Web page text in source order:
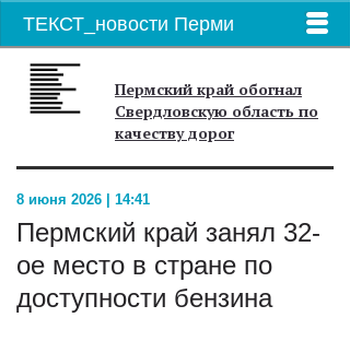
ТЕКСТ_новости Перми
Пермский край обогнал
Свердловскую область по
качеству дорог
8 июня 2026 | 14:41
Пермский край занял 32-
ое место в стране по
доступности бензина